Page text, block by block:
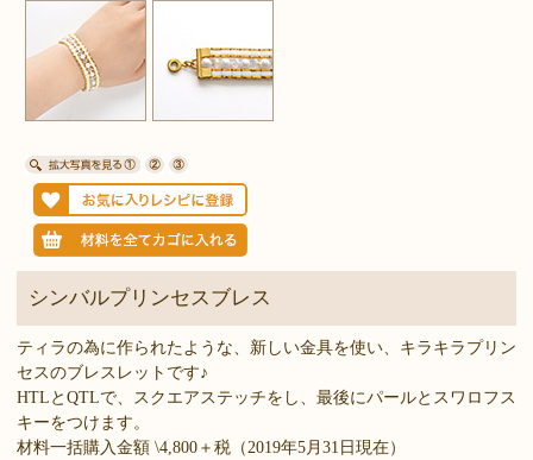
シンバルプリンセスブレス
ティラの為に作られたような、新しい金具を使い、キラキラプリン
セスのブレスレットです♪
HTLとQTLで、スクエアステッチをし、最後にパールとスワロフス
キーをつけます。
材料一括購入金額 \4,800＋税（2019年5月31日現在）